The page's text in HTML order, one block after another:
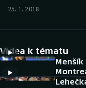
Tenis
DALŠÍ SPORTY
25. 1. 2018
Videa k tématu
Menšík